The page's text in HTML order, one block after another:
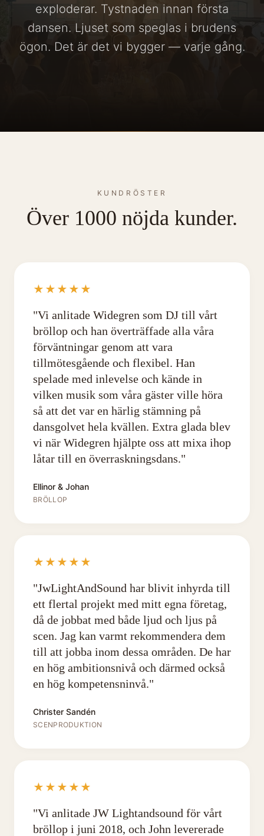
exploderar. Tystnaden innan första
dansen. Ljuset som speglas i brudens
ögon. Det är det vi bygger — varje gång.
KUNDRÖSTER
Över 1000 nöjda kunder.
★★★★★
"Vi anlitade Widegren som DJ till vårt
bröllop och han överträffade alla våra
förväntningar genom att vara
tillmötesgående och flexibel. Han
spelade med inlevelse och kände in
vilken musik som våra gäster ville höra
så att det var en härlig stämning på
dansgolvet hela kvällen. Extra glada blev
vi när Widegren hjälpte oss att mixa ihop
låtar till en överraskningsdans."
Ellinor & Johan
BRÖLLOP
★★★★★
"JwLightAndSound har blivit inhyrda till
ett flertal projekt med mitt egna företag,
då de jobbat med både ljud och ljus på
scen. Jag kan varmt rekommendera dem
till att jobba inom dessa områden. De har
en hög ambitionsnivå och därmed också
en hög kompetensninvå."
Christer Sandén
SCENPRODUKTION
★★★★★
"Vi anlitade JW Lightandsound för vårt
bröllop i juni 2018, och John levererade